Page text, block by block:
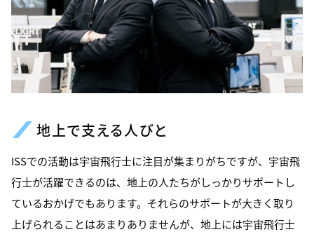
地上で支える人びと
ISSでの活動は宇宙飛行士に注目が集まりがちですが、宇宙飛
行士が活躍できるのは、地上の人たちがしっかりサポートし
ているおかげでもあります。それらのサポートが大きく取り
上げられることはあまりありませんが、地上には宇宙飛行士